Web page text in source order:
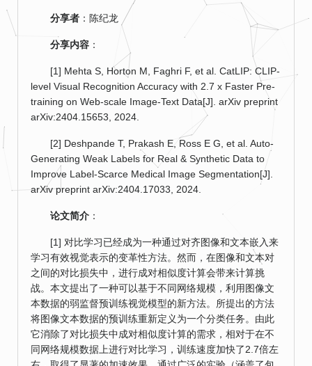
分享者 ：陈纪龙
分享内容 ：
[1] Mehta S, Horton M, Faghri F, et al. CatLIP: CLIP-
level Visual Recognition Accuracy with 2.7 x Faster Pre-
training on Web-scale Image-Text Data[J]. arXiv preprint
arXiv:2404.15653, 2024.
[2] Deshpande T, Prakash E, Ross E G, et al. Auto-
Generating Weak Labels for Real & Synthetic Data to
Improve Label-Scarce Medical Image Segmentation[J].
arXiv preprint arXiv:2404.17033, 2024.
论文简介 ：
[1] 对比学习已经成为一种通过对齐图像和文本嵌入来
学习有效视觉表示的变革性方法。然而，在图像和文本对
之间的对比损失中，进行成对相似度计算会带来计算挑
战。本文提出了一种可以基于不同网络规模，利用图像文
本数据的弱监督预训练视觉模型的新方法。所提出的方法
将图像文本数据的预训练重新定义为一个分类任务。由此
它消除了对比损失中成对相似度计算的需求，相对于在不
同网络规模数据上进行对比学习，训练速度加快了2.7倍左